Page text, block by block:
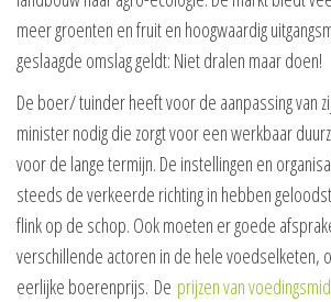
meer groenten en fruit en hoogwaardig
geslaagde omslag geldt: Niet dralen maar doen!
De boer/ tuinder heeft voor de aanpassing van
minister nodig die zorgt voor een werkbaar
voor de lange termijn. De instellingen en
steeds de verkeerde richting in hebben
flink op de schop. Ook moeten er goede
verschillende actoren in de hele voedselketen,
eerlijke boerenprijs. De prijzen van